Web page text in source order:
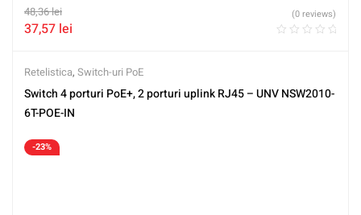
48,36lei
37,57 lei
(0 reviews)
Retelistica, Switch-uri PoE
Switch 4 porturi PoE+, 2 porturi uplink RJ45 – UNV NSW2010-
6T-POE-IN
-23%